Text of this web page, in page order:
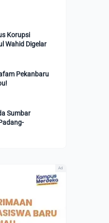
Korupsi
Wahid Digelar
Pekanbaru
Sumbar
Ad